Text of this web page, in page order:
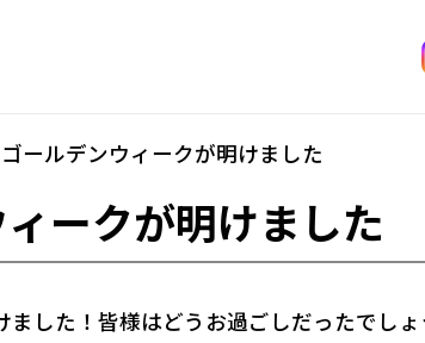
ゴールデンウィークが明けました
ークが明けました
ました！皆様はどうお過ごしだったでしょ